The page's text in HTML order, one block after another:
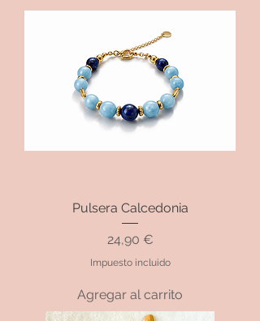
Pulsera Calcedonia
Precio
24,90 €
Impuesto incluido
Agregar al carrito